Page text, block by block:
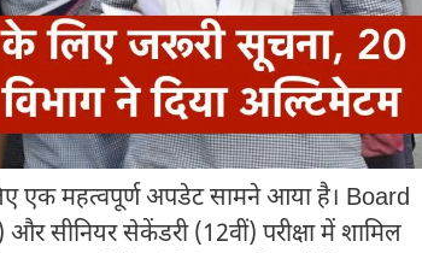
लिए एक महत्वपूर्ण अपडेट सामने आया है। Board
सीनियर सेकेंडरी (12वीं) परीक्षा में शामिल